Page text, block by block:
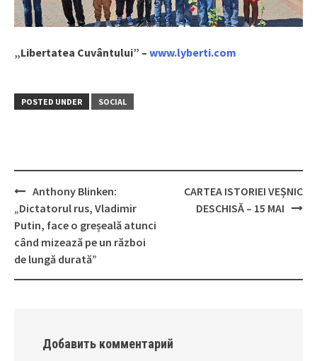
„Libertatea Cuvântului” – www.lyberti.com
POSTED UNDER SOCIAL
Post
navigation
Anthony Blinken:
„Dictatorul rus, Vladimir
Putin, face o greșeală atunci
când mizează pe un război
de lungă durată”
CARTEA ISTORIEI VEȘNIC
DESCHISĂ – 15 MAI
Добавить комментарий